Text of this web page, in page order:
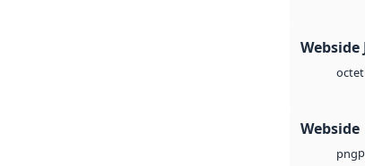
Webside
octet
Webside
png